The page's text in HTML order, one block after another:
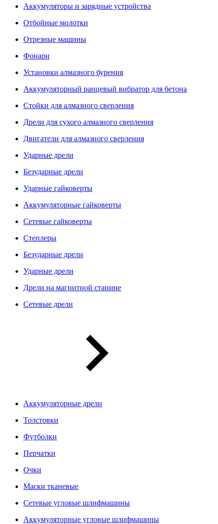
Аккумуляторы и зарядные устройства
Отбойные молотки
Отрезные машины
Фонари
Установки алмазного бурения
Аккумуляторный ранцевый вибратор для бетона
Стойки для алмазного сверления
Дрели для сухого алмазного сверления
Двигатели для алмазного сверления
Ударные дрели
Безударные дрели
Ударные гайковерты
Аккумуляторные гайковерты
Сетевые гайковерты
Степлеры
Безударные дрели
Ударные дрели
Дрели на магнитной станине
Сетевые дрели
Аккумуляторные дрели
Толстовки
Футболки
Перчатки
Очки
Маски тканевые
Сетевые угловые шлифмашины
Аккумуляторные угловые шлифмашины